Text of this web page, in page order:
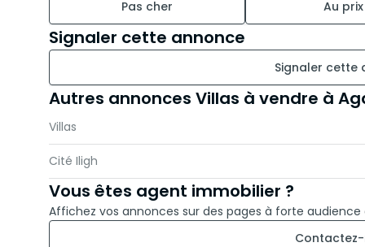
villa luxe Agadir
maison à vendre Agadir Sonaba
investissement immobilier Agadir
achat villa Agadir
Pas cher Au prix
Signaler cette annonce
Signaler cette
Autres annonces Villas à vendre à
Villas
Cité Iligh
Vous êtes agent immobilier ?
Affichez vos annonces sur des pages à forte